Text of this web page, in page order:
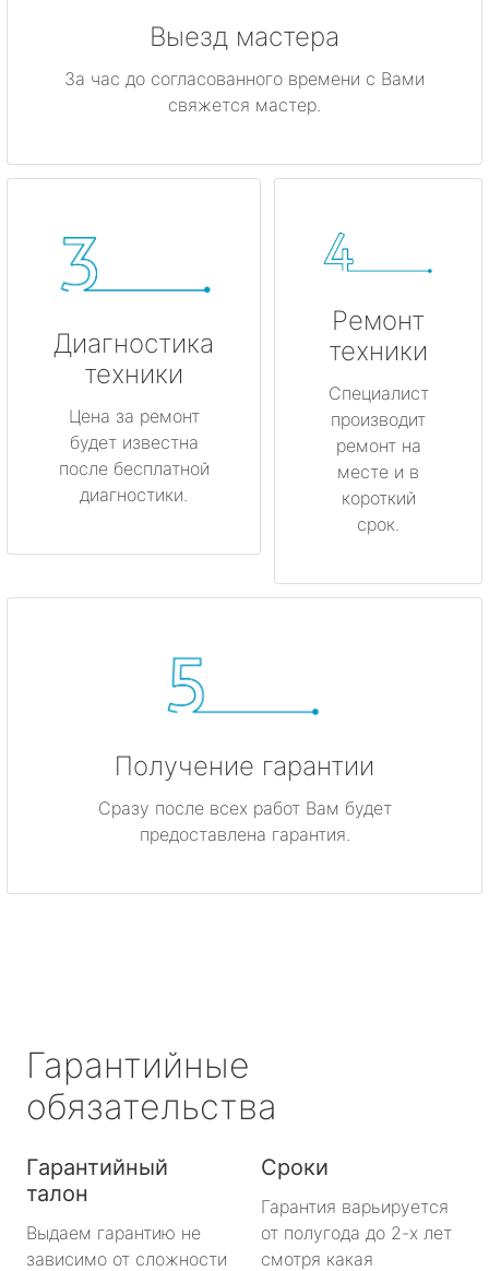
Выезд мастера
За час до согласованного времени с Вами
свяжется мастер.
Диагностика
техники
Цена за ремонт
будет известна
после бесплатной
диагностики.
Ремонт
техники
Специалист
производит
ремонт на
месте и в
короткий
срок.
Получение гарантии
Сразу после всех работ Вам будет
предоставлена гарантия.
Гарантийные
обязательства
Гарантийный
талон
Выдаем гарантию не
зависимо от сложности
Сроки
Гарантия варьируется
от полугода до 2-х лет
смотря какая